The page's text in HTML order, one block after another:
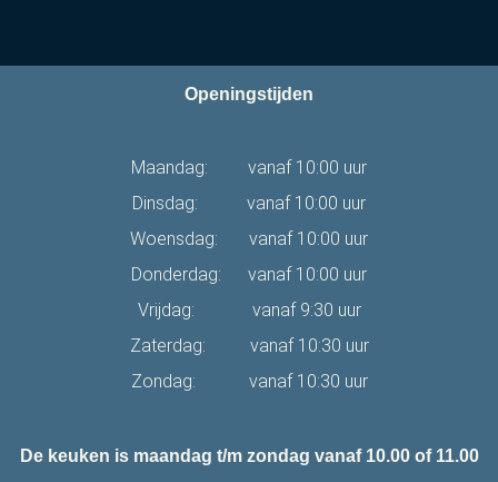
Openingstijden
Maandag: vanaf 10:00 uur
Dinsdag: vanaf 10:00 uur
Woensdag: vanaf 10:00 uur
Donderdag: vanaf 10:00 uur
Vrijdag: vanaf 9:30 uur
Zaterdag: vanaf 10:30 uur
Zondag: vanaf 10:30 uur
De keuken is maandag t/m zondag vanaf 10.00 of 11.00